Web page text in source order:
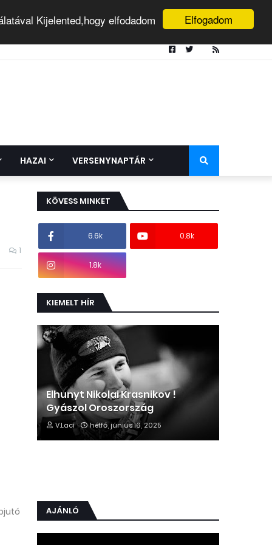
Elfogadom
Kijelented,hogy elfodadom
HAZAI VERSENYNAPTÁR
1
KÖVESS MINKET
6.6k 0.8k
1.8k
KIEMELT HÍR
Elhunyt Nikolai Krasnikov !
Gyászol Oroszország
V.Laci hétfő, június 16, 2025
AJÁNLÓ